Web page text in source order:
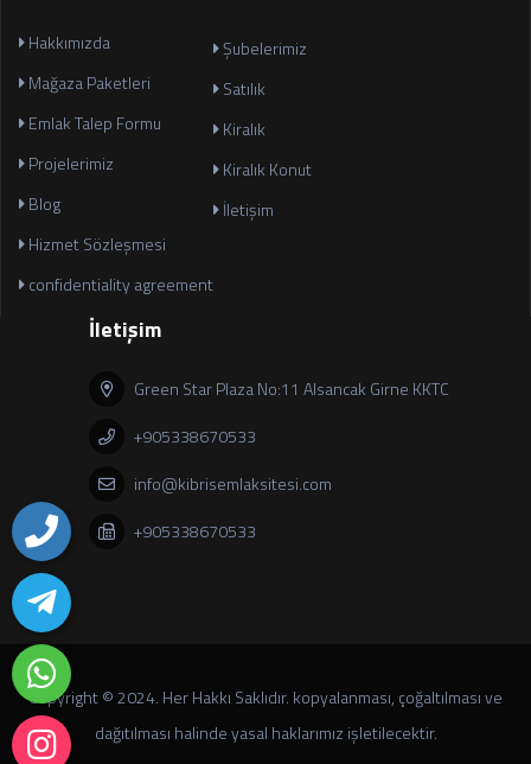
Hakkımızda
Mağaza Paketleri
Emlak Talep Formu
Projelerimiz
Blog
Hizmet Sözleşmesi
confidentiality agreement
Şubelerimiz
Satılık
Kiralık
Kiralık Konut
İletişim
İletişim
Green Star Plaza No:11 Alsancak Girne KKTC
+905338670533
info@kibrisemlaksitesi.com
+905338670533
Copyright © 2024. Her Hakkı Saklıdır. kopyalanması, çoğaltılması ve
dağıtılması halinde yasal haklarımız işletilecektir.